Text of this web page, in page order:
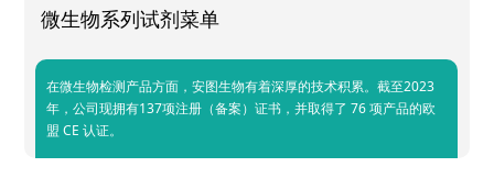
微生物系列试剂菜单
在微生物检测产品方面，安图生物有着深厚的技术积累。截至2023
年，公司现拥有137项注册（备案）证书，并取得了 76 项产品的欧
盟 CE 认证。